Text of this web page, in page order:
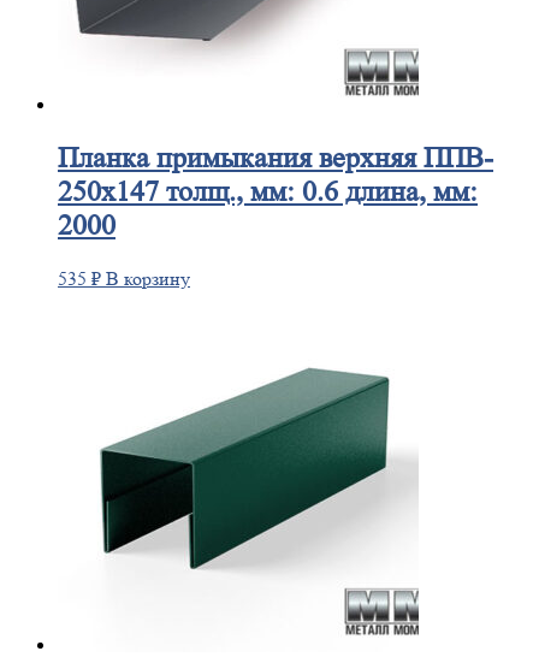
Планкапримыкания верхняя ППВ-
250х147 толщ., мм: 0.6 длина, мм:
2000
535 ₽ В корзину